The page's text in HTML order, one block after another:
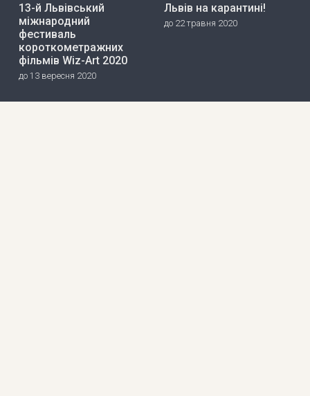
13-й Львівський
міжнародний
фестиваль
короткометражних
фільмів Wiz-Art 2020
до 13 вересня 2020
Львів на карантині!
до 22 травня 2020